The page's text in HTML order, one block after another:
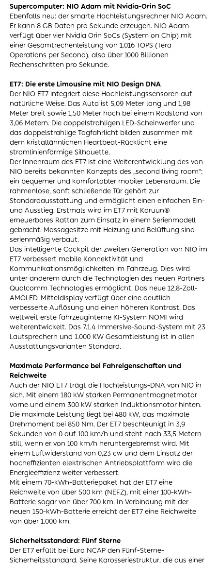
Supercomputer: NIO Adam mit Nvidia-Orin SoC
Ebenfalls neu: der smarte Hochleistungsrechner NIO Adam.
Er kann 8 GB Daten pro Sekunde erzeugen. NIO Adam
verfügt über vier Nvidia Orin SoCs (System on Chip) mit
einer Gesamtrechenleistung von 1.016 TOPS (Tera
Operations per Second), also über 1000 Billionen
Rechenschritten pro Sekunde.
ET7: Die erste Limousine mit NIO Design DNA
Der NIO ET7 integriert diese Hochleistungssensoren auf
natürliche Weise. Das Auto ist 5,09 Meter lang und 1,98
Meter breit sowie 1,50 Meter hoch bei einem Radstand von
3,06 Metern. Die doppelstrahligen LED-Scheinwerfer und
das doppelstrahlige Tagfahrlicht bilden zusammen mit
dem kristallähnlichen Heartbeat-Rücklicht eine
stromlinienförmige Silhouette.
Der Innenraum des ET7 ist eine Weiterentwicklung des von
NIO bereits bekannten Konzepts des „second living room“:
ein bequemer und komfortabler mobiler Lebensraum. Die
rahmenlose, sanft schließende Tür gehört zur
Standardausstattung und ermöglicht einen einfachen Ein-
und Ausstieg. Erstmals wird im ET7 mit Karuun®
erneuerbares Rattan zum Einsatz in einem Serienmodell
gebracht. Massagesitze mit Heizung und Belüftung sind
serienmäßig verbaut.
Das intelligente Cockpit der zweiten Generation von NIO im
ET7 verbessert mobile Konnektivität und
Kommunikationsmöglichkeiten im Fahrzeug. Dies wird
unter anderem durch die Technologien des neuen Partners
Qualcomm Technologies ermöglicht. Das neue 12,8-Zoll-
AMOLED-Mitteldisplay verfügt über eine deutlich
verbesserte Auflösung und einen höheren Kontrast. Das
weltweit erste fahrzeuginterne KI-System NOMI wird
weiterentwickelt. Das 7.1.4 Immersive-Sound-System mit 23
Lautsprechern und 1.000 KW Gesamtleistung ist in allen
Ausstattungsvarianten Standard.
Maximale Performance bei Fahreigenschaften und
Reichweite
Auch der NIO ET7 trägt die Hochleistungs-DNA von NIO in
sich. Mit einem 180 kW starken Permanentmagnetmotor
vorne und einem 300 kW starken Induktionsmotor hinten.
Die maximale Leistung liegt bei 480 kW, das maximale
Drehmoment bei 850 Nm. Der ET7 beschleunigt in 3,9
Sekunden von 0 auf 100 km/h und steht nach 33,5 Metern
still, wenn er von 100 km/h heruntergebremst wird. Mit
einem Luftwiderstand von 0,23 cw und dem Einsatz der
hocheffizienten elektrischen Antriebsplattform wird die
Energieeffizienz weiter verbessert.
Mit einem 70-kWh-Batteriepaket hat der ET7 eine
Reichweite von über 500 km (NEFZ), mit einer 100-kWh-
Batterie sogar von über 700 km. In Verbindung mit der
neuen 150-kWh-Batterie erreicht der ET7 eine Reichweite
von über 1.000 km.
Sicherheitsstandard: Fünf Sterne
Der ET7 erfüllt bei Euro NCAP den Fünf-Sterne-
Sicherheitsstandard. Seine Karosseriestruktur, die aus einer